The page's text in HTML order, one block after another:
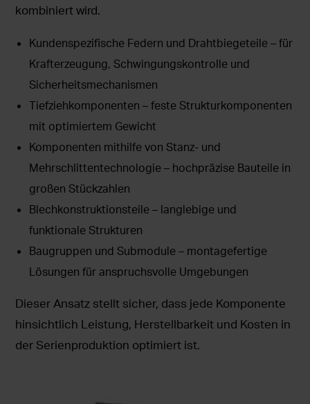
kombiniert wird.
Kundenspezifische Federn und Drahtbiegeteile – für
Krafterzeugung, Schwingungskontrolle und
Sicherheitsmechanismen
Tiefziehkomponenten – feste Strukturkomponenten
mit optimiertem Gewicht
Komponenten mithilfe von Stanz- und
Mehrschlittentechnologie – hochpräzise Bauteile in
großen Stückzahlen
Blechkonstruktionsteile – langlebige und
funktionale Strukturen
Baugruppen und Submodule – montagefertige
Lösungen für anspruchsvolle Umgebungen
Dieser Ansatz stellt sicher, dass jede Komponente
hinsichtlich Leistung, Herstellbarkeit und Kosten in
der Serienproduktion optimiert ist.